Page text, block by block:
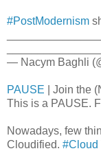
#PostModernism
— Nacym Baghli
PAUSE | Join the
This is a PAUSE.
Nowadays, few
Cloudified. #Cloud